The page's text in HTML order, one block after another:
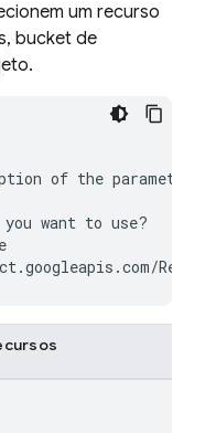
um recurso
bucket de
of the parameter
want to use?